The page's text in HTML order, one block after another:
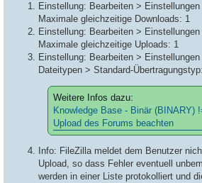
Einstellung: Bearbeiten >
Maximale gleichzeitige Downloads: 1
Einstellung: Bearbeiten >
Maximale gleichzeitige Uploads: 1
Einstellung: Bearbeiten >
Dateitypen > Standard-
Weitere Infos dazu:
Knowledge Base - Binär (BINARY)
Upload des Forums beachten
Info: FileZilla meldet dem Benutzer
Upload, so dass Fehler eventuell
werden in einer Liste protokolliert und